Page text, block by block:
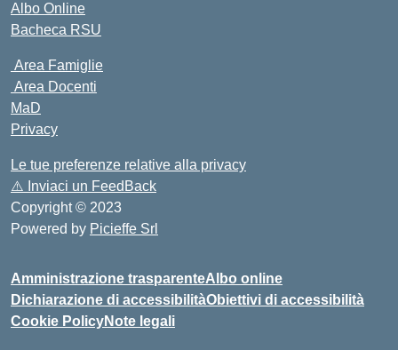
Albo Online
Bacheca RSU
Area Famiglie
Area Docenti
MaD
Privacy
Le tue preferenze relative alla privacy
⚠️ Inviaci un FeedBack
Copyright © 2023
Powered by Picieffe Srl
Amministrazione trasparenteAlbo online
Dichiarazione di accessibilitàObiettivi di accessibilità
Cookie PolicyNote legali